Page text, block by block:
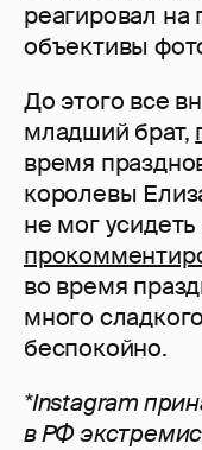
реагировал
объективы
До этого все
младший брат,
время
королевы
не мог
во время
много
беспокойно.
*Instagram
в РФ